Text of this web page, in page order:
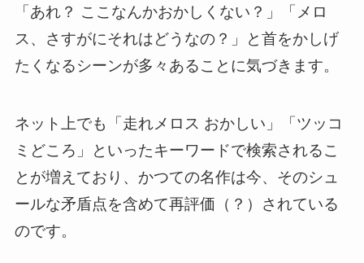
「あれ？ ここなんかおかしくない？」「メロ
ス、さすがにそれはどうなの？」と首をかしげ
たくなるシーンが多々あることに気づきます。
ネット上でも「走れメロス おかしい」「ツッコ
ミどころ」といったキーワードで検索されるこ
とが増えており、かつての名作は今、そのシュ
ールな矛盾点を含めて再評価（？）されている
のです。